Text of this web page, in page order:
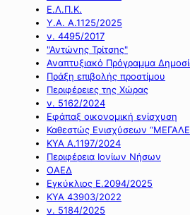
Ε.Λ.Π.Κ.
Υ.Α. Α.1125/2025
ν. 4495/2017
"Αντώνης Τρίτσης"
Αναπτυξιακό Πρόγραμμα
Πράξη επιβολής προστίμου
Περιφέρειες της Χώρας
ν. 5162/2024
Εφάπαξ οικονομική ενίσχυση
Καθεστώς Ενισχύσεων
ΚΥΑ Α.1197/2024
Περιφέρεια Ιονίων Νήσων
ΟΑΕΔ
Εγκύκλιος Ε.2094/2025
ΚΥΑ 43903/2022
ν. 5184/2025